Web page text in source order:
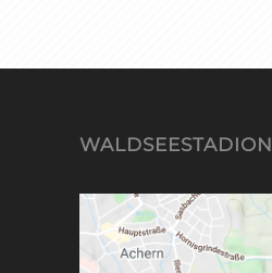
WALDSEESTADION